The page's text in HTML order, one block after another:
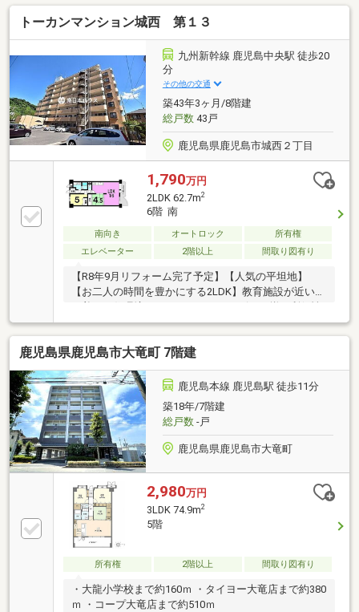
トーカンマンション城西 第１３
九州新幹線 鹿児島中央駅 徒歩20
分
その他の交通
築43年3ヶ月/8階建
総戸数43戸
鹿児島県鹿児島市城西２丁目
1,790万円
2LDK 62.7m2
6階 南
南向き オートロック
所有権
エレベーター
2階以上 間取り図有り
【R8年9月リフォーム完了予定】【人気の平坦地】
【お二人の時間を豊かにする2LDK】教育施設が近い落
を両立した平坦地。坂道のない快適な毎日を
鹿児島県鹿児島市大竜町 7階建
鹿児島本線 鹿児島駅 徒歩11分
築18年/7階建
総戸数-戸
鹿児島県鹿児島市大竜町
2,980万円
3LDK 74.9m2
5階
所有権 2階以上 間取り図有り
・大龍小学校まで約160ｍ ・タイヨー大竜店まで約380
ｍ ・コープ大竜店まで約510ｍ